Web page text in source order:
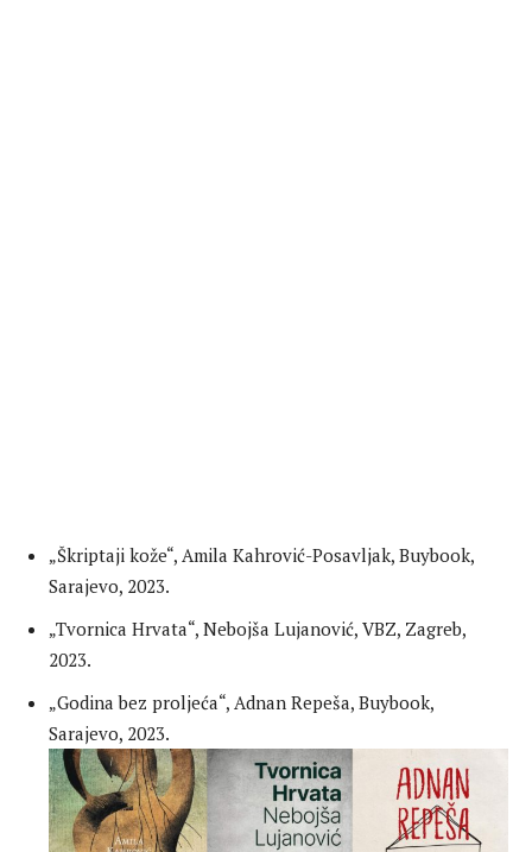
„Škriptaji kože“, Amila Kahrović-Posavljak, Buybook,
Sarajevo, 2023.
„Tvornica Hrvata“, Nebojša Lujanović, VBZ, Zagreb,
2023.
„Godina bez proljeća“, Adnan Repeša, Buybook,
Sarajevo, 2023.